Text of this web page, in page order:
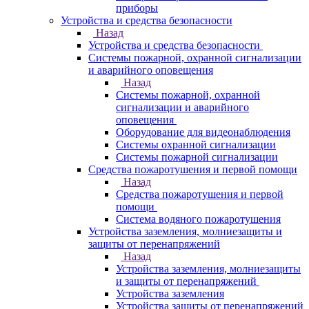
приборы
Устройства и средства безопасности
Назад
Устройства и средства безопасности
Системы пожарной, охранной сигнализации
и аварийного оповещения
Назад
Системы пожарной, охранной
сигнализации и аварийного
оповещения
Оборудование для видеонаблюдения
Системы охранной сигнализации
Системы пожарной сигнализации
Средства пожаротушения и первой помощи
Назад
Средства пожаротушения и первой
помощи
Система водяного пожаротушения
Устройства заземления, молниезащиты и
защиты от перенапряжений
Назад
Устройства заземления, молниезащиты
и защиты от перенапряжений
Устройства заземления
Устройства защиты от перенапряжений